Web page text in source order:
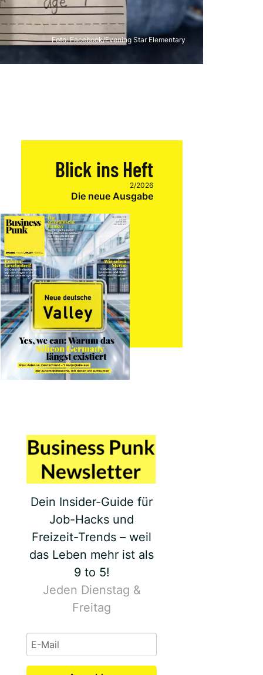
Foto:Facebook/Evening Star Elementary
Blick ins Heft
2/2026
Die neue Ausgabe
Dein Insider-Guide für
Job-Hacks und
Freizeit-Trends – weil
das Leben mehr ist als
9 to 5!
Jeden Dienstag &
Freitag